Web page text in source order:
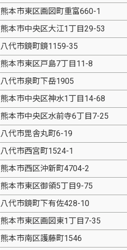
熊本市東区画図町重富660-1
熊本市中央区大江1丁目29-53
八代市鏡町鏡1159-35
熊本市東区戸島7丁目11-8
八代市泉町下岳1905
熊本市中央区神水1丁目14-68
熊本市中央区水前寺6丁目7-25
八代市毘舎丸町6-19
八代市西宮町1524-1
熊本市西区沖新町4704-2
熊本市東区御領5丁目9-75
八代市鏡町下有佐428-10
熊本市東区画図東1丁目7-35
熊本市南区護藤町1546